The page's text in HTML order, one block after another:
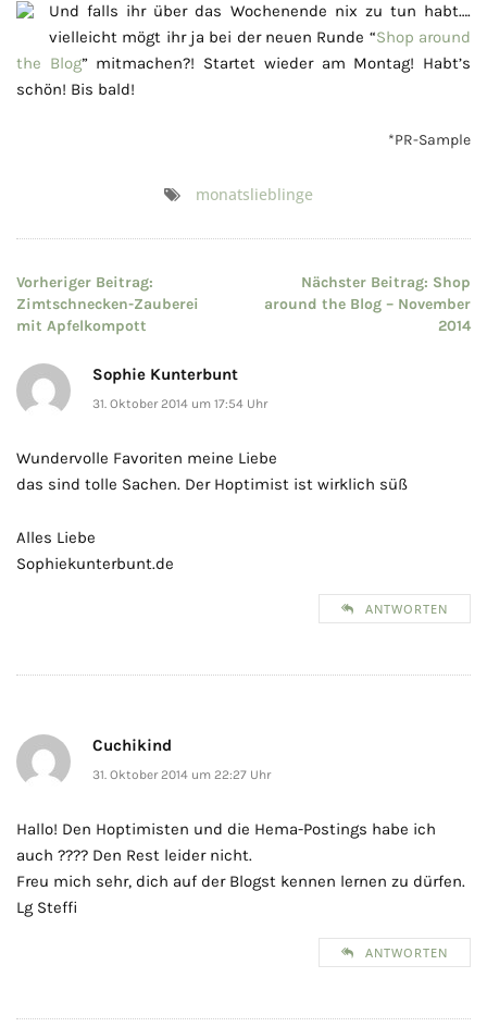
Und falls ihr über das Wochenende nix zu tun habt….
vielleicht mögt ihr ja bei der neuen Runde “Shop around
the Blog” mitmachen?! Startet wieder am Montag! Habt’s
schön! Bis bald!
*PR-Sample
monatslieblinge
Beitragsnavigation
Vorheriger Beitrag:
Zimtschnecken-Zauberei
mit Apfelkompott
Nächster Beitrag: Shop
around the Blog – November
2014
Sophie Kunterbunt
31. Oktober 2014 um 17:54 Uhr
Wundervolle Favoriten meine Liebe
das sind tolle Sachen. Der Hoptimist ist wirklich süß
Alles Liebe
Sophiekunterbunt.de
ANTWORTEN
Cuchikind
31. Oktober 2014 um 22:27 Uhr
Hallo! Den Hoptimisten und die Hema-Postings habe ich
auch ???? Den Rest leider nicht.
Freu mich sehr, dich auf der Blogst kennen lernen zu dürfen.
Lg Steffi
ANTWORTEN